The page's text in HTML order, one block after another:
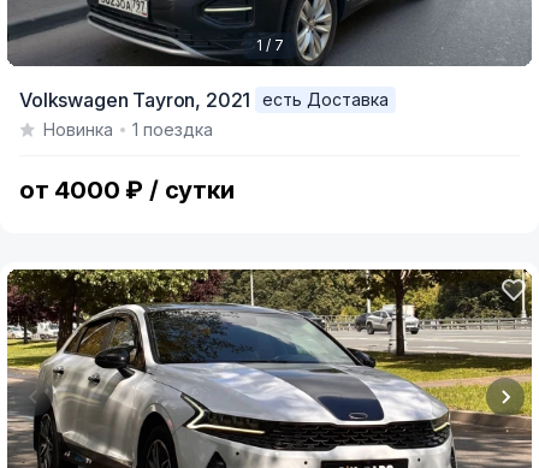
of
1 / 7
Volkswagen Tayron, 2021
есть Доставка
Новинка
1 поездка
от 4000 ₽ / сутки